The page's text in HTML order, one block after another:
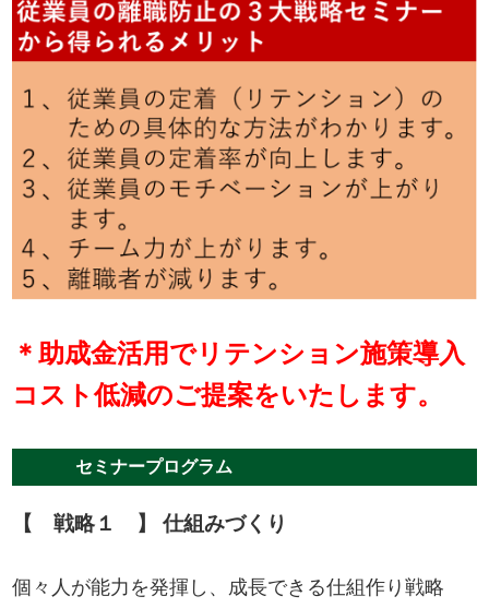
＊助成金活用でリテンション施策導入
コスト低減のご提案をいたします。
セミナープログラム
【 戦略１ 】 仕組みづくり
個々人が能力を発揮し、成長できる仕組作り戦略